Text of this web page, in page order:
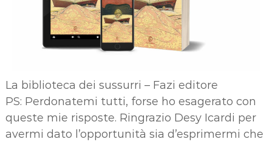
La biblioteca dei sussurri – Fazi editore
PS: Perdonatemi tutti, forse ho esagerato con
queste mie risposte. Ringrazio Desy Icardi per
avermi dato l’opportunità sia d’esprimermi che